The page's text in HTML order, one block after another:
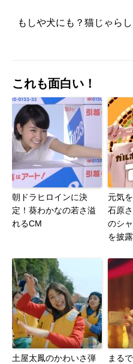
もしや犬にも？猫じゃら
これも面白い！
朝ドラヒロインに決
定！葵わかなの若さ溢
れるCM
元気
石原
のシ
を披露
土屋太鳳のかわいさ弾
まる